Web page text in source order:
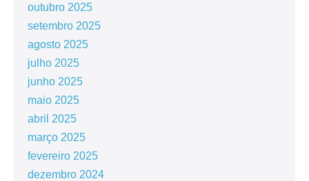
outubro 2025
setembro 2025
agosto 2025
julho 2025
junho 2025
maio 2025
abril 2025
março 2025
fevereiro 2025
dezembro 2024